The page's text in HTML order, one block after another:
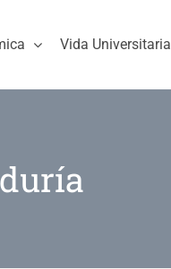
Vida Universitaria